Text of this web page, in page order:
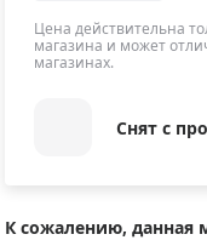
Лазерные
Цена действительна
магазина и может
магазинах.
Снят с
К сожалению, данная